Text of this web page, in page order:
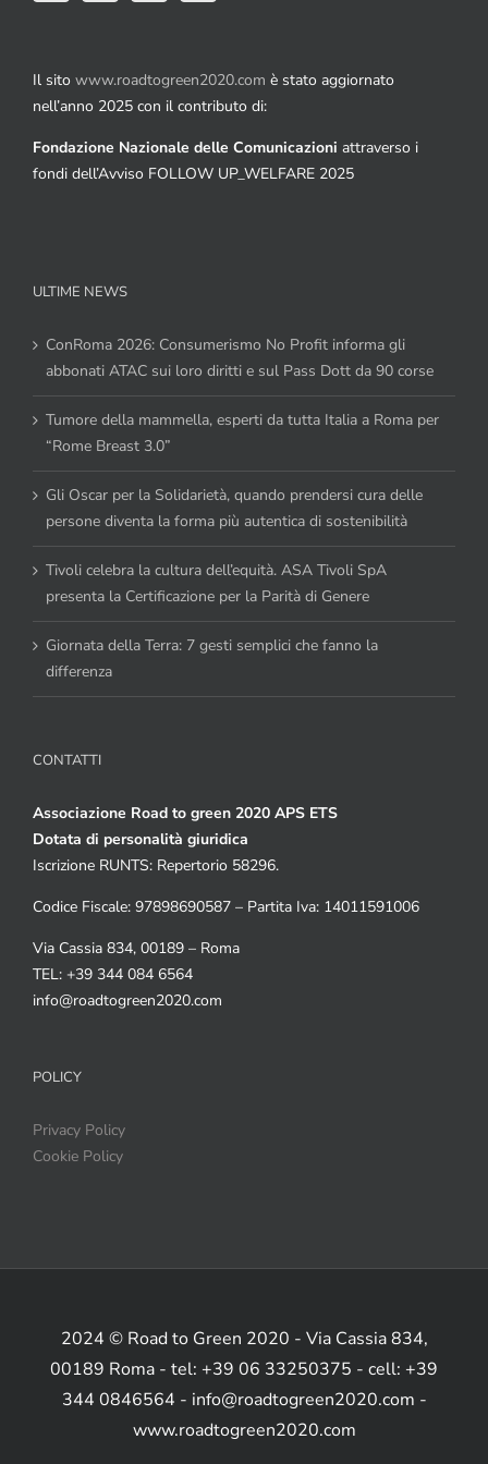
Il sito www.roadtogreen2020.com è stato aggiornato
nell’anno 2025 con il contributo di:
Fondazione Nazionale delle Comunicazioni attraverso i
fondi dell’Avviso FOLLOW UP_WELFARE 2025
ULTIME NEWS
ConRoma 2026: Consumerismo No Profit informa gli
abbonati ATAC sui loro diritti e sul Pass Dott da 90 corse
Tumore della mammella, esperti da tutta Italia a Roma per
“Rome Breast 3.0”
Gli Oscar per la Solidarietà, quando prendersi cura delle
persone diventa la forma più autentica di sostenibilità
Tivoli celebra la cultura dell’equità. ASA Tivoli SpA
presenta la Certificazione per la Parità di Genere
Giornata della Terra: 7 gesti semplici che fanno la
differenza
CONTATTI
Associazione Road to green 2020 APS ETS
Dotata di personalità giuridica
Iscrizione RUNTS: Repertorio 58296.
Codice Fiscale: 97898690587 – Partita Iva: 14011591006
Via Cassia 834, 00189 – Roma
TEL: +39 344 084 6564
info@roadtogreen2020.com
POLICY
Privacy Policy
Cookie Policy
2024 © Road to Green 2020 - Via Cassia 834,
00189 Roma - tel: +39 06 33250375 - cell: +39
344 0846564 - info@roadtogreen2020.com -
www.roadtogreen2020.com